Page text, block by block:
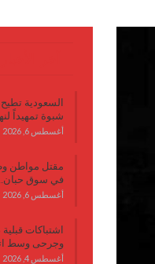
السعودية
شبوة تمهيداً
أغسطس 6, 2026
مقتل مواطن
في سوق
أغسطس 6, 2026
اشتباكات
وجرحى وسط
أغسطس 4, 2026